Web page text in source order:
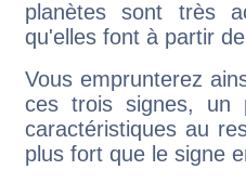
planètes sont très
qu'elles font à partir
Vous emprunterez
ces trois signes, un
caractéristiques au
plus fort que le signe